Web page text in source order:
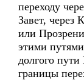
переходу
Завет,
или
этими
долгого
границы